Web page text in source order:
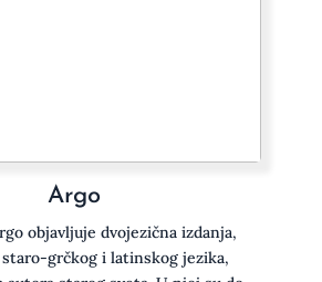
Argo
objavljuje dvojezična izdanja,
staro-grčkog i latinskog jezika,